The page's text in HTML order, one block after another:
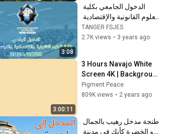
3:08
والإجتماعية بطنجة
2024/2023.
TANGER FSJES
2.7K views • 3 years ago
3:00:11
3 Hours Navajo White
Screen 4K | Background
| Backdrop |
Screensaver | Full HD |
Pigment Peace
809K views • 2 years ago